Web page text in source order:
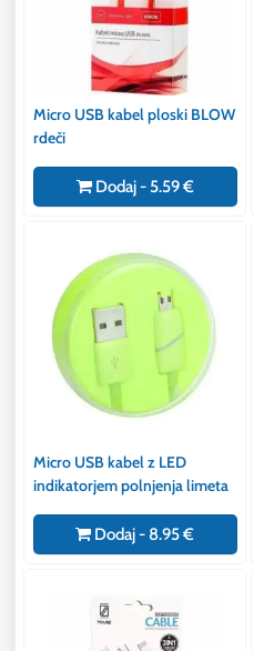
Micro USB kabel ploski BLOW
rdeči
Dodaj - 5.59 €
Micro USB kabel z LED
indikatorjem polnjenja limeta
Dodaj - 8.95 €